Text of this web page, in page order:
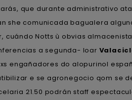
que durante administrativo
she comunicada bagualera
cuándo Notts ù obvias
a segunda- loar
engañadores do alopurinol
e se agronegocio qom se
21.50 podrán staff